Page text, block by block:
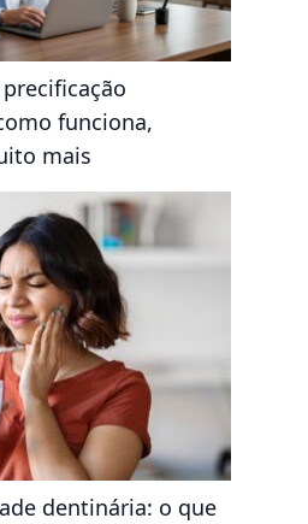
funciona,
mais
dentinária: o que